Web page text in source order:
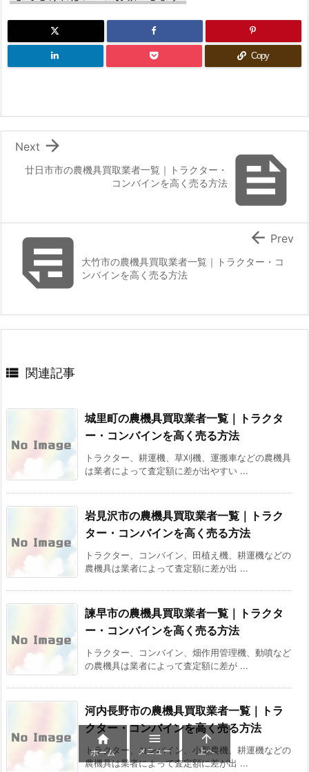
Copy

廿日市市の農機具買取業者一覧｜トラクター・
コンバインを高く売る方法

Next
大竹市の農機具買取業者一覧｜トラクター・コ
ンバインを高く売る方法
 Prev
 関連記事
城里町の農機具買取業者一覧｜トラクタ
ー・コンバインを高く売る方法
トラクター、耕運機、草刈機、運搬車などの農機具
は業者によって査定額に差が出やすい ...
岩見沢市の農機具買取業者一覧｜トラク
ター・コンバインを高く売る方法
トラクター、コンバイン、田植え機、耕運機などの
農機具は業者によって査定額に差が出 ...
諫早市の農機具買取業者一覧｜トラクタ
ー・コンバインを高く売る方法
トラクター、コンバイン、畑作用管理機、動噴など
の農機具は業者によって査定額に差が ...
河内長野市の農機具買取業者一覧｜トラ
クター・コンバインを高く売る方法
トラクター、コンバイン、小型農機、耕運機などの
農機具は業者によって査定額に差が出 ...

ホーム

メニュー

上へ